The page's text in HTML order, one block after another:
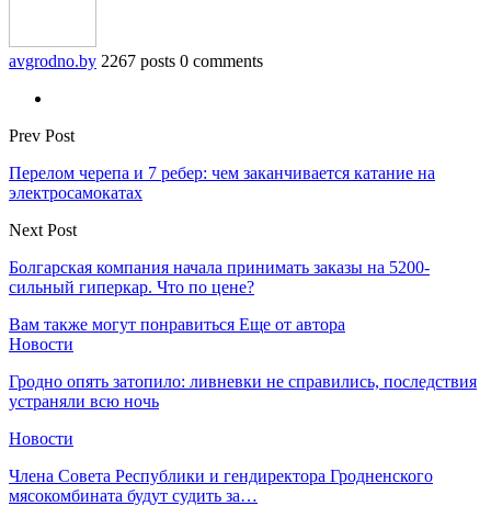
avgrodno.by 2267 posts 0 comments
Prev Post
Перелом черепа и 7 ребер: чем заканчивается катание на
электросамокатах
Next Post
Болгарская компания начала принимать заказы на 5200-
сильный гиперкар. Что по цене?
Вам также могут понравиться Еще от автора
Новости
Гродно опять затопило: ливневки не справились, последствия
устраняли всю ночь
Новости
Члена Совета Республики и гендиректора Гродненского
мясокомбината будут судить за…